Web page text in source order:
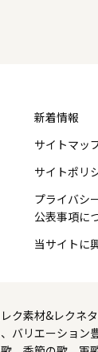
新着情報
サイトマッ
サイトポリ
プライバシ
公表事項に
当サイトに
ク素材&レクネ
バリエーション